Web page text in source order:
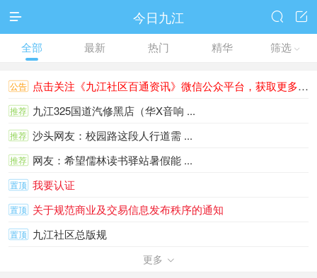
 今日九江 

全部 最新 热门 精华 筛选 
公告 点击关注《九江社区百通资讯》微信公众平台，获取更多更快的资讯～～
推荐 九江325国道汽修黑店（华X音响 ...
推荐 沙头网友：校园路这段人行道需 ...
推荐 网友：希望儒林读书驿站暑假能 ...
置顶 我要认证
置顶 关于规范商业及交易信息发布秩序的通知
置顶 九江社区总版规
用手机登陆社区浏览视频的心得
更多 